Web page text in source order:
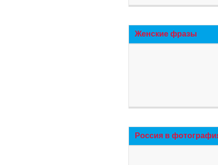
Женские фразы
Россия в